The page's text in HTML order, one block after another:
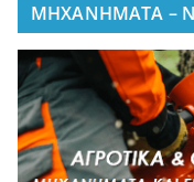
ΜΗΧΑΝΗΜΑΤΑ –